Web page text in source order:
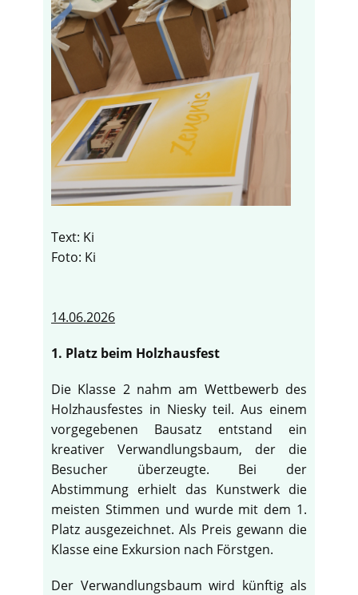
Text: Ki
Foto: Ki
14.06.2026
1. Platz beim Holzhausfest
Die Klasse 2 nahm am Wettbewerb des
Holzhausfestes in Niesky teil. Aus einem
vorgegebenen Bausatz entstand ein
kreativer Verwandlungsbaum, der die
Besucher überzeugte. Bei der
Abstimmung erhielt das Kunstwerk die
meisten Stimmen und wurde mit dem 1.
Platz ausgezeichnet. Als Preis gewann die
Klasse eine Exkursion nach Förstgen.
Der Verwandlungsbaum wird künftig als